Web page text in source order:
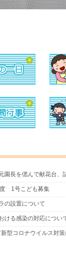
園長を偲んで献花台、
1号こども募集
の設置について
ける感染の対応につい
新型コロナウイルス対